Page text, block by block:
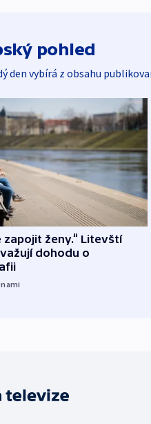
pohled
den vybírá z obsahu
zapojit ženy.“ Litevští
dohodu o